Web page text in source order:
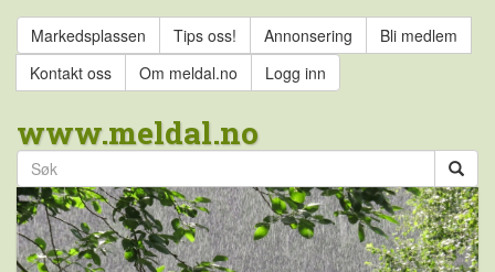
Markedsplassen Tips oss! Annonsering
Bli medlem
Kontakt oss
Om meldal.no Logg inn
www.meldal.no